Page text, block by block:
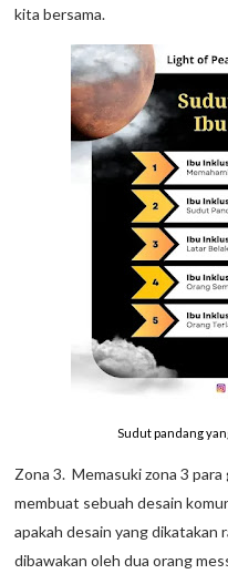
kita bersama.
Sudut pandang
Zona 3. Memasuki zona 3
membuat sebuah desain
apakah desain yang dikatakan
dibawakan oleh dua orang